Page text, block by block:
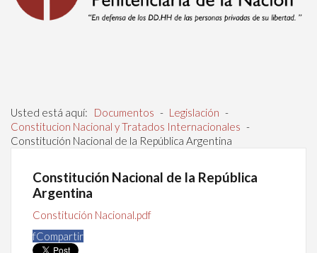
Usted está aquí: Documentos - Legislación -
Constitucion Nacional y Tratados Internacionales -
Constitución Nacional de la República Argentina
Constitución Nacional de la República
Argentina
Constitución Nacional.pdf
fCompartir